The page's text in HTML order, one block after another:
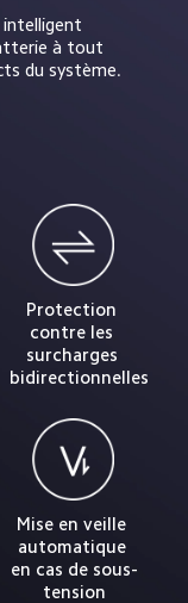
intelligent
à tout
du système.
Protection
contre les
surcharges
bidirectionnelles
Mise en veille
automatique
en cas de sous-
tension